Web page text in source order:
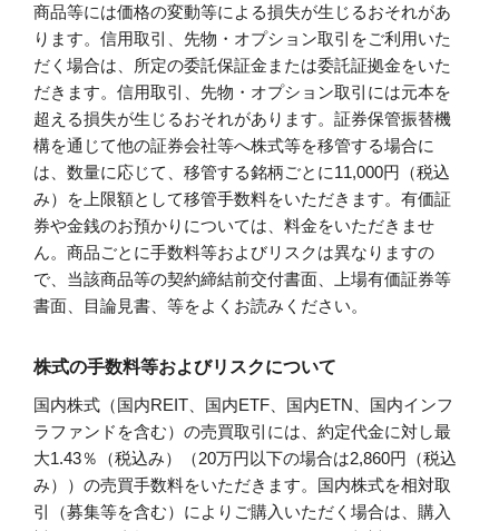
商品等には価格の変動等による損失が生じるおそれがあ
ります。信用取引、先物・オプション取引をご利用いた
だく場合は、所定の委託保証金または委託証拠金をいた
だきます。信用取引、先物・オプション取引には元本を
超える損失が生じるおそれがあります。証券保管振替機
構を通じて他の証券会社等へ株式等を移管する場合に
は、数量に応じて、移管する銘柄ごとに11,000円（税込
み）を上限額として移管手数料をいただきます。有価証
券や金銭のお預かりについては、料金をいただきませ
ん。商品ごとに手数料等およびリスクは異なりますの
で、当該商品等の契約締結前交付書面、上場有価証券等
書面、目論見書、等をよくお読みください。
株式の手数料等およびリスクについて
国内株式（国内REIT、国内ETF、国内ETN、国内インフ
ラファンドを含む）の売買取引には、約定代金に対し最
大1.43％（税込み）（20万円以下の場合は2,860円（税込
み））の売買手数料をいただきます。国内株式を相対取
引（募集等を含む）によりご購入いただく場合は、購入